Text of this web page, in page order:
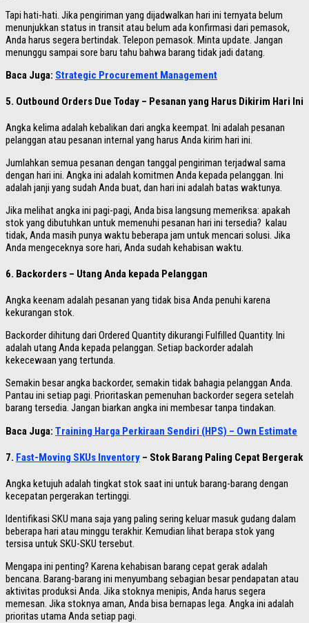
Tapi hati-hati. Jika pengiriman yang dijadwalkan hari ini ternyata belum
menunjukkan status in transit atau belum ada konfirmasi dari pemasok,
Anda harus segera bertindak. Telepon pemasok. Minta update. Jangan
menunggu sampai sore baru tahu bahwa barang tidak jadi datang.
Baca Juga: Strategic Procurement Management
5. Outbound Orders Due Today – Pesanan yang Harus Dikirim Hari Ini
Angka kelima adalah kebalikan dari angka keempat. Ini adalah pesanan
pelanggan atau pesanan internal yang harus Anda kirim hari ini.
Jumlahkan semua pesanan dengan tanggal pengiriman terjadwal sama
dengan hari ini. Angka ini adalah komitmen Anda kepada pelanggan. Ini
adalah janji yang sudah Anda buat, dan hari ini adalah batas waktunya.
Jika melihat angka ini pagi-pagi, Anda bisa langsung memeriksa: apakah
stok yang dibutuhkan untuk memenuhi pesanan hari ini tersedia? kalau
tidak, Anda masih punya waktu beberapa jam untuk mencari solusi. Jika
Anda mengeceknya sore hari, Anda sudah kehabisan waktu.
6. Backorders – Utang Anda kepada Pelanggan
Angka keenam adalah pesanan yang tidak bisa Anda penuhi karena
kekurangan stok.
Backorder dihitung dari Ordered Quantity dikurangi Fulfilled Quantity. Ini
adalah utang Anda kepada pelanggan. Setiap backorder adalah
kekecewaan yang tertunda.
Semakin besar angka backorder, semakin tidak bahagia pelanggan Anda.
Pantau ini setiap pagi. Prioritaskan pemenuhan backorder segera setelah
barang tersedia. Jangan biarkan angka ini membesar tanpa tindakan.
Baca Juga: Training Harga Perkiraan Sendiri (HPS) – Own Estimate
7. Fast-Moving SKUs Inventory – Stok Barang Paling Cepat Bergerak
Angka ketujuh adalah tingkat stok saat ini untuk barang-barang dengan
kecepatan pergerakan tertinggi.
Identifikasi SKU mana saja yang paling sering keluar masuk gudang dalam
beberapa hari atau minggu terakhir. Kemudian lihat berapa stok yang
tersisa untuk SKU-SKU tersebut.
Mengapa ini penting? Karena kehabisan barang cepat gerak adalah
bencana. Barang-barang ini menyumbang sebagian besar pendapatan atau
aktivitas produksi Anda. Jika stoknya menipis, Anda harus segera
memesan. Jika stoknya aman, Anda bisa bernapas lega. Angka ini adalah
prioritas utama Anda setiap pagi.